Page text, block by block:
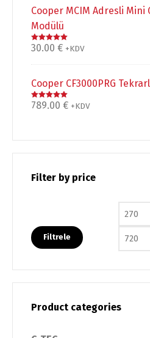
Cooper MCIM Adresli Mini
Modülü
5 üzerinden
5.00 oy aldı
30.00 € +KDV
Cooper CF3000PRG
5 üzerinden
5.00 oy aldı
789.00 € +KDV
Filter by price
En
Filtrele
Product categories